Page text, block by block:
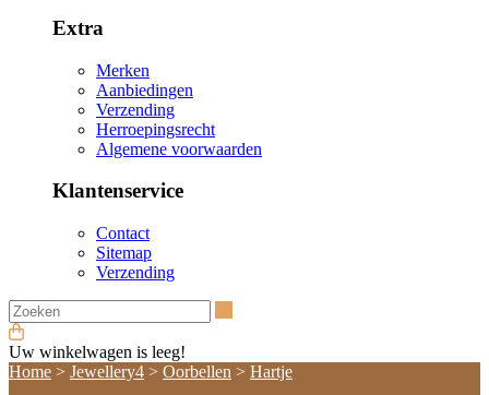
Extra
Merken
Aanbiedingen
Verzending
Herroepingsrecht
Algemene voorwaarden
Klantenservice
Contact
Sitemap
Verzending
Uw winkelwagen is leeg!
Home > Jewellery4 > Oorbellen > Hartje